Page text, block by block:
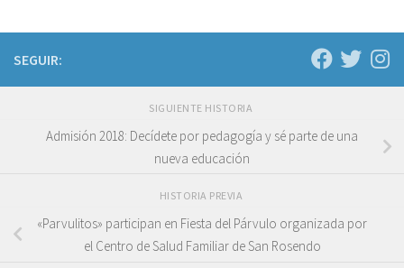
SEGUIR:
SIGUIENTE HISTORIA
Admisión 2018: Decídete por pedagogía y sé parte de una
nueva educación
HISTORIA PREVIA
«Parvulitos» participan en Fiesta del Párvulo organizada por
el Centro de Salud Familiar de San Rosendo